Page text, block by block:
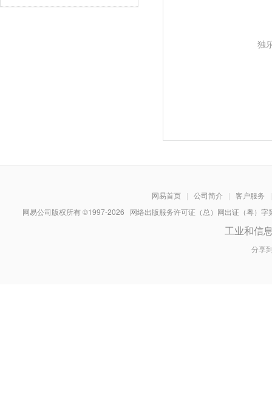
独
网易首页 | 公司简介 | 客户服务
|
网易公司版权所有 ©1997-2026 网络出版服务许可证（总）网出证（粤）
工业和信
分享